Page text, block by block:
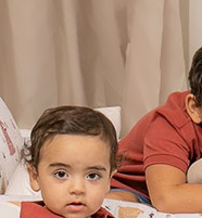
Cobertor Soft para
Bebê London Azul